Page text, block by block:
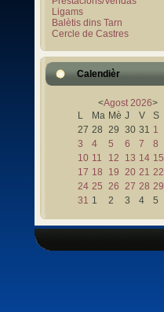
Ligams
Balètis dins Tarn
Cercle de Castres
Calendièr
<Agost 2026>
L
Ma Mè J V S
27 28 29 30 31 1
3
4 5 6 7 8
10 11 12 13 14 15
17 18 19 20 21 22
24 25 26 27 28 29
31 1 2 3 4 5